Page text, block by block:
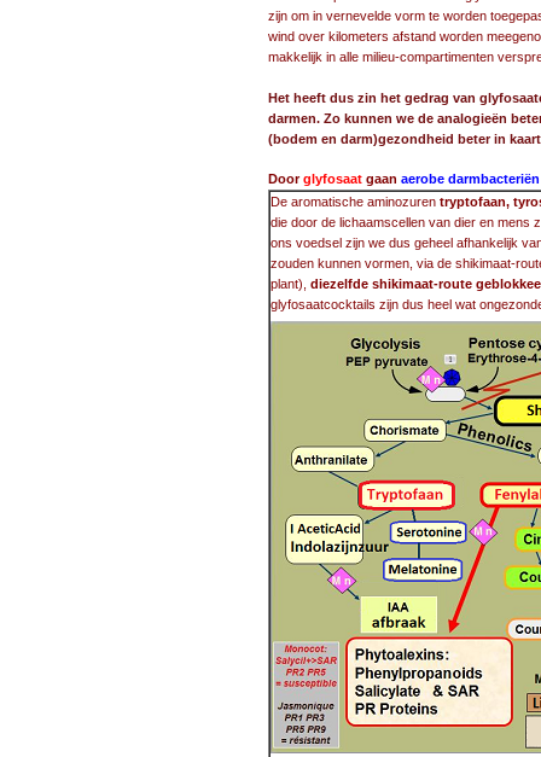
zijn om in vernevelde vorm te worden
wind over kilometers afstand worden
makkelijk in alle milieu-compartimenten
Het heeft dus zin het gedrag van
darmen. Zo kunnen we de analogieën
(bodem en darm)gezondheid beter in
Doorglyfosaat gaan aerobe darmbacteriën
De aromatische aminozuren tryptofaan,
die door de lichaamscellen van dier en mens
ons voedsel zijn we dus geheel afhankelijk
zouden kunnen vormen, via de shikimaat-
plant), diezelfde shikimaat-route
glyfosaatcocktails zijn dus heel wat